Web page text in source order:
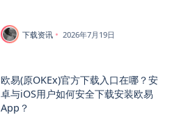
下载资讯 2026年7月19日
欧易(原OKEx)官方下载入口在哪？安
卓与iOS用户如何安全下载安装欧易
App？